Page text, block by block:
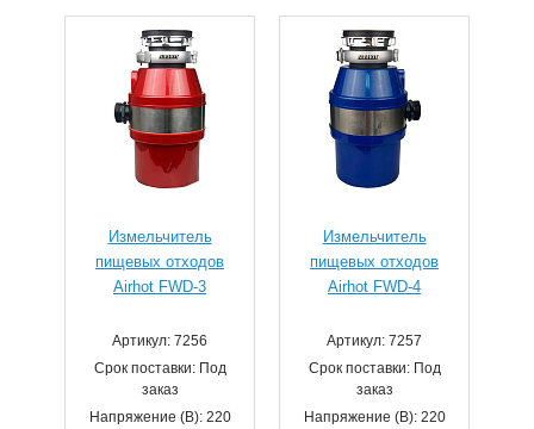
Измельчитель
пищевых отходов
Airhot FWD-3
Артикул: 7256
Срок поставки: Под
заказ
Напряжение (В): 220
Измельчитель
пищевых отходов
Airhot FWD-4
Артикул: 7257
Срок поставки: Под
заказ
Напряжение (В): 220